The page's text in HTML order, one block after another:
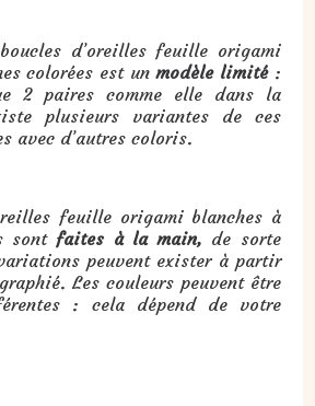
d’oreilles feuille origami
colorées est unmodèle limité:
2 paires comme elle dans la
plusieurs variantes de ces
avec d’autres coloris.
feuille origami blanches à
sont faites à la main, de sorte
peuvent exister à partir
Les couleurs peuvent être
: cela dépend de votre